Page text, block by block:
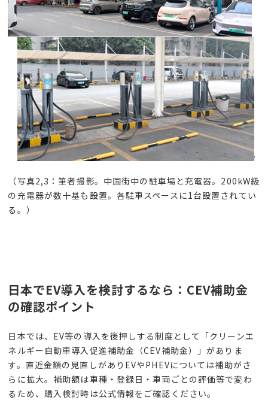
（写真2,3 ：筆者撮影。中国街中の駐車場と充電器。 200kW級
の充電器が数十基も設置。各駐車スペースに1 台設置されてい
る。）
日本でEV導入を検討するなら：CEV補助金
の確認ポイント
日本では、 EV等の導入を後押しする制度として「クリーンエ
ネルギー自動車導入促進補助金（CEV補助金）」がありま
す。直近金額の見直しがあり EVやPHEVについては補助がさ
らに拡大。補助額は車種・登録日・車両ごとの評価等で変わ
るため、購入検討時は公式情報をご確認ください。